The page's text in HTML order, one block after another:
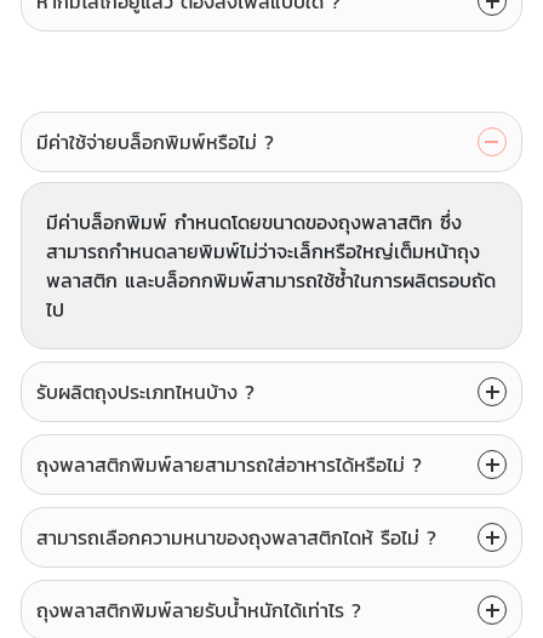
มีค่าใช้จ่ายบล็อกพิมพ์หรือไม่ ?
มีค่าบล็อกพิมพ์ กำหนดโดยขนาดของถุงพลาสติก ซึ่ง
สามารถกำหนดลายพิมพ์ไม่ว่าจะเล็กหรือใหญ่เต็มหน้าถุง
พลาสติก และบล็อกกพิมพ์สามารถใช้ซ้ำในการผลิตรอบถัด
ไป
รับผลิตถุงประเภทไหนบ้าง ?
ถุงพลาสติกพิมพ์ลายสามารถใส่อาหารได้หรือไม่ ?
สามารถเลือกความหนาของถุงพลาสติกไดห้ รือไม่ ?
ถุงพลาสติกพิมพ์ลายรับนํ้าหนักได้เท่าไร ?